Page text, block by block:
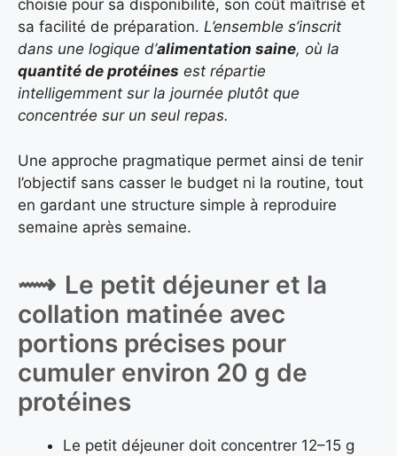
choisie pour sa disponibilité, son coût maîtrisé et
sa facilité de préparation. L’ensemble s’inscrit
dans une logique d’alimentation saine, où la
quantité de protéines est répartie
intelligemment sur la journée plutôt que
concentrée sur un seul repas.
Une approche pragmatique permet ainsi de tenir
l’objectif sans casser le budget ni la routine, tout
en gardant une structure simple à reproduire
semaine après semaine.
Le petit déjeuner et la
collation matinée avec
portions précises pour
cumuler environ 20 g de
protéines
Le petit déjeuner doit concentrer 12–15 g